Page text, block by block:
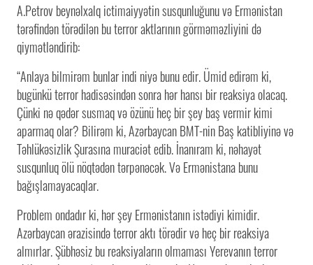
A.Petrov beynəlxalq ictimaiyyətin susqunluğunu və Ermənistan
tərəfindən törədilən bu terror aktlarının görməməzliyini də
qiymətləndirib:
“Anlaya bilmirəm bunlar indi niyə bunu edir. Ümid edirəm ki,
bugünkü terror hadisəsindən sonra hər hansı bir reaksiya olacaq.
Çünki nə qədər susmaq və özünü heç bir şey baş vermir kimi
aparmaq olar? Bilirəm ki, Azərbaycan BMT-nin Baş katibliyinə və
Təhlükəsizlik Şurasına muraciət edib. İnanıram ki, nəhayət
susqunluq ölü nöqtədən tərpənəcək. Və Ermənistana bunu
bağışlamayacaqlar.
Problem ondadır ki, hər şey Ermənistanın istədiyi kimidir.
Azərbaycan ərazisində terror aktı törədir və heç bir reaksiya
almırlar. Şübhəsiz bu reaksiyaların olmaması Yerevanın terror